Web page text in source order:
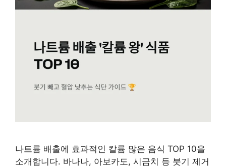
나트륨 배출에 효과적인 칼륨 많은 음식 TOP 10을
소개합니다. 바나나, 아보카도, 시금치 등 붓기 제거